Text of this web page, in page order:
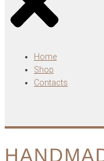
Home
Shop
Contacts